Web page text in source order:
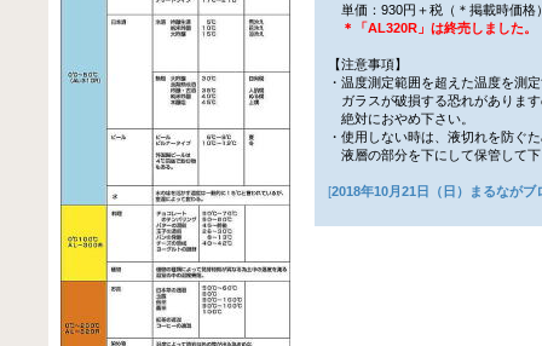
単価：930円＋税（＊掲載時価格
＊「AL320R」は終売しました。
【注意事項】
・温度測定範囲を超えた温度を測
ガラスが破損する恐れがありま
絶対におやめ下さい。
・使用しない時は、液切れを防ぐ
液層の部分を下にして保管して
[2018年10月21日（日）まるながブ